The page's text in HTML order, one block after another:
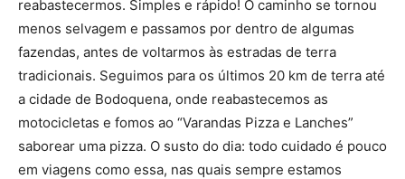
reabastecermos. Simples e rápido! O caminho se tornou
menos selvagem e passamos por dentro de algumas
fazendas, antes de voltarmos às estradas de terra
tradicionais. Seguimos para os últimos 20 km de terra até
a cidade de Bodoquena, onde reabastecemos as
motocicletas e fomos ao “Varandas Pizza e Lanches”
saborear uma pizza. O susto do dia: todo cuidado é pouco
em viagens como essa, nas quais sempre estamos